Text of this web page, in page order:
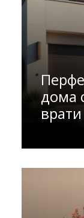
дома
врати